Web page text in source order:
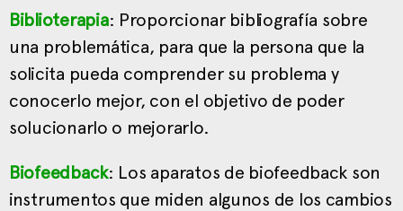
Biblioterapia: Proporcionar bibliografía sobre
una problemática, para que la persona que la
solicita pueda comprender su problema y
conocerlo mejor, con el objetivo de poder
solucionarlo o mejorarlo.
Biofeedback: Los aparatos de biofeedback son
instrumentos que miden algunos de los cambios